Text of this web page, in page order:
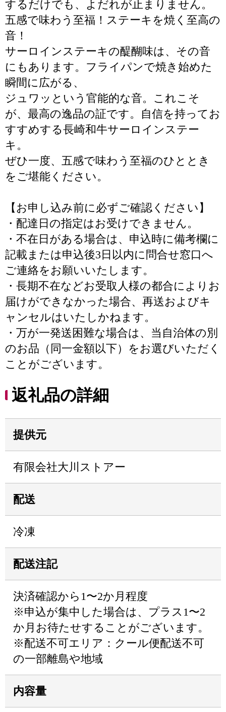
するだけでも、よだれが止まりません。
五感で味わう至福！ステーキを焼く至高の
音！
サーロインステーキの醍醐味は、その音
にもあります。フライパンで焼き始めた
瞬間に広がる、
ジュワッという官能的な音。これこそ
が、最高の逸品の証です。自信を持ってお
すすめする長崎和牛サーロインステー
キ。
ぜひ一度、五感で味わう至福のひととき
をご堪能ください。
【お申し込み前に必ずご確認ください】
・配達日の指定はお受けできません。
・不在日がある場合は、申込時に備考欄に
記載または申込後3日以内に問合せ窓口へ
ご連絡をお願いいたします。
・長期不在などお受取人様の都合によりお
届けができなかった場合、再送およびキ
ャンセルはいたしかねます。
・万が一発送困難な場合は、当自治体の別
のお品（同一金額以下）をお選びいただく
ことがございます。
返礼品の詳細
提供元
有限会社大川ストアー
配送
冷凍
配送注記
決済確認から1〜2か月程度
※申込が集中した場合は、プラス1〜2
か月お待たせすることがございます。
※配送不可エリア：クール便配送不可
の一部離島や地域
内容量